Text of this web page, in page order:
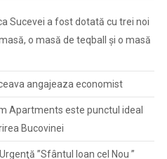
Sucevei a fost dotată cu trei noi
o masă de teqball și o masă
angajeaza economist
Apartments este punctul ideal
Bucovinei
”Sfântul Ioan cel Nou ”